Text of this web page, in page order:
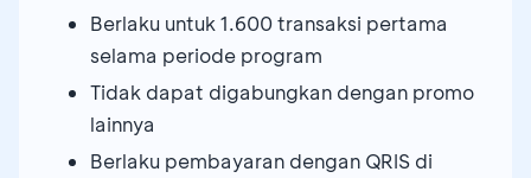
Berlaku untuk 1.600 transaksi pertama
selama periode program
Tidak dapat digabungkan dengan promo
lainnya
Berlaku pembayaran dengan QRIS di